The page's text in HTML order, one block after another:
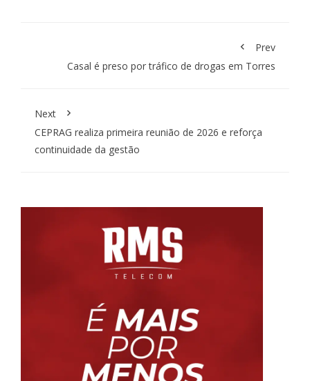
Prev
Casal é preso por tráfico de drogas em Torres
Next
CEPRAG realiza primeira reunião de 2026 e reforça
continuidade da gestão